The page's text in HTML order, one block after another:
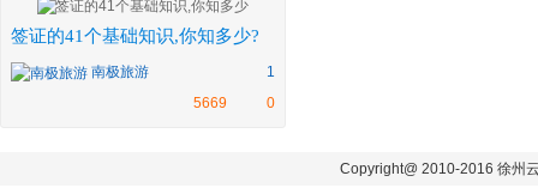
签证的41个基础知识,你知多少?
1
南极旅游
5669
0
Copyright@ 2010-2016 徐州